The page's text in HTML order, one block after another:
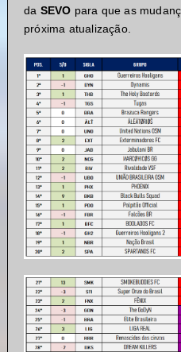
da SEVO para que as
próxima atualização.